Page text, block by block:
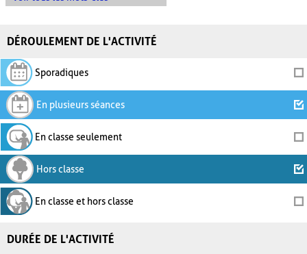
DÉROULEMENT DE L'ACTIVITÉ
Sporadiques
En plusieurs séances
En classe seulement
Hors classe
En classe et hors classe
DURÉE DE L'ACTIVITÉ